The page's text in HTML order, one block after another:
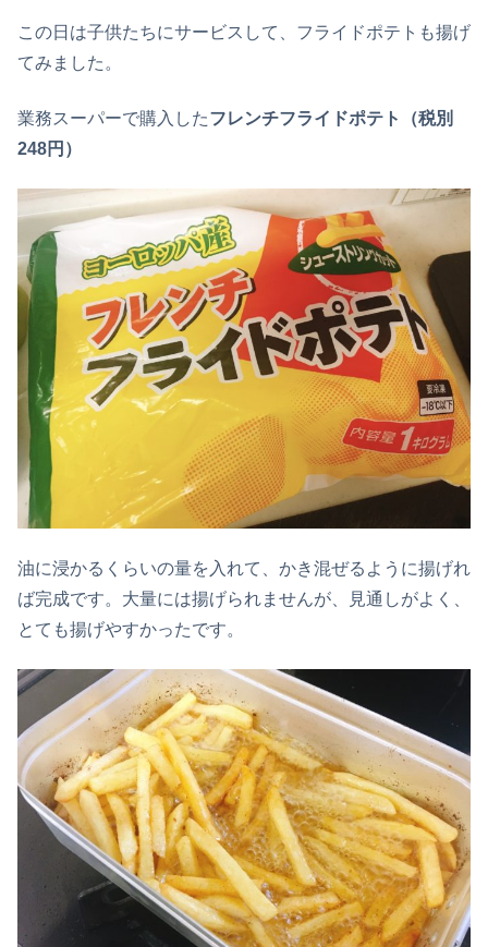
この日は子供たちにサービスして、フライドポテトも揚げ
てみました。
業務スーパーで購入したフレンチフライドポテト（税別
248円）
油に浸かるくらいの量を入れて、かき混ぜるように揚げれ
ば完成です。大量には揚げられませんが、見通しがよく、
とても揚げやすかったです。